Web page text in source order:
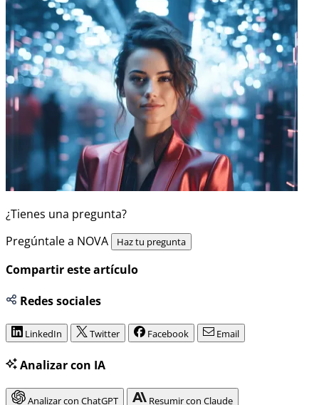
¿Tienes una pregunta?
Pregúntale a NOVA
Haz tu pregunta
Compartir este artículo
Redes sociales
LinkedIn Twitter Facebook Email
Analizar con IA
Analizar con ChatGPT
Resumir con Claude